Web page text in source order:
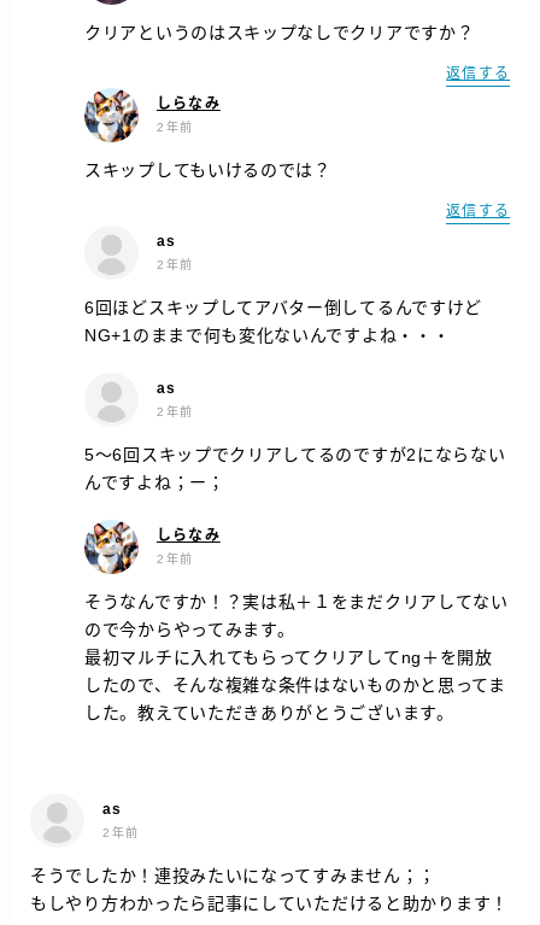
クリアというのはスキップなしでクリアですか？
返信する
しらなみ
2年前
スキップしてもいけるのでは？
返信する
as
2年前
6回ほどスキップしてアバター倒してるんですけど
NG+1のままで何も変化ないんですよね・・・
as
2年前
5～6回スキップでクリアしてるのですが2にならない
んですよね；ー；
しらなみ
2年前
そうなんですか！？実は私＋１をまだクリアしてない
ので今からやってみます。
最初マルチに入れてもらってクリアしてng＋を開放
したので、そんな複雑な条件はないものかと思ってま
した。教えていただきありがとうございます。
as
2年前
そうでしたか！連投みたいになってすみません；；
もしやり方わかったら記事にしていただけると助かります！